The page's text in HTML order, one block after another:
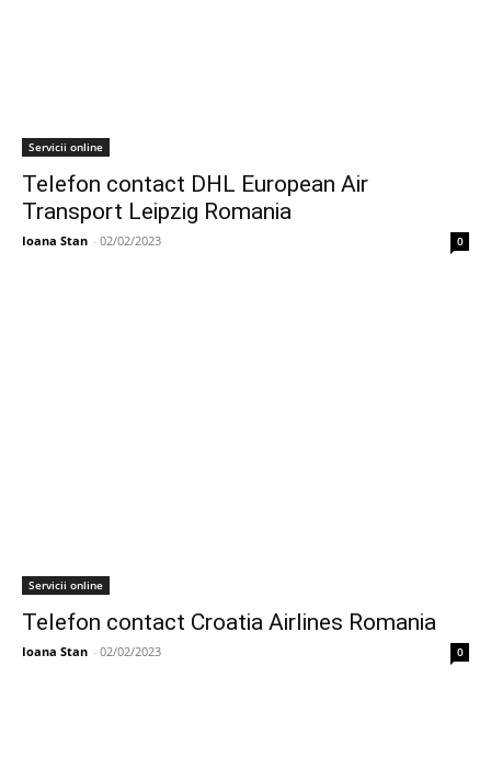
Servicii online
Telefon contact DHL European Air
Transport Leipzig Romania
Ioana Stan - 02/02/2023 0
Servicii online
Telefon contact Croatia Airlines Romania
Ioana Stan - 02/02/2023 0